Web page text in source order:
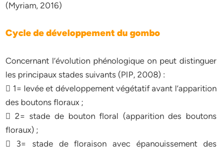
(Myriam, 2016)
Cycle de développement du gombo
Concernant l’évolution phénologique on peut distinguer
les principaux stades suivants (PIP, 2008) :
 1= levée et développement végétatif avant l’apparition
des boutons floraux ;
 2= stade de bouton floral (apparition des boutons
floraux) ;
 3= stade de floraison avec épanouissement des